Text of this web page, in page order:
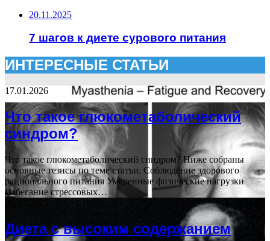
20.11.2025
7 шагов к диете сурового питания
ИНТЕРЕСНЫЕ СТАТЬИ
17.01.2026
Что такое глюкометаболический
синдром?
Что такое глюкометаболический синдром? Ниже собраны
основные тезисы по теме статьи. Соблюдение здорового
рационального питания Умеренные физические нагрузки
Избегание стрессовых…
Диета с высоким содержанием